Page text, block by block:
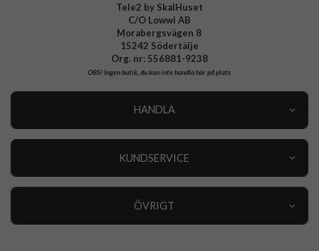
Tele2 by SkalHuset
C/O Lowwi AB
Morabergsvägen 8
15242 Södertälje
Org. nr: 556881-9238
OBS!Ingen butik, du kan inte handla här på plats
HANDLA
KUNDSERVICE
ÖVRIGT